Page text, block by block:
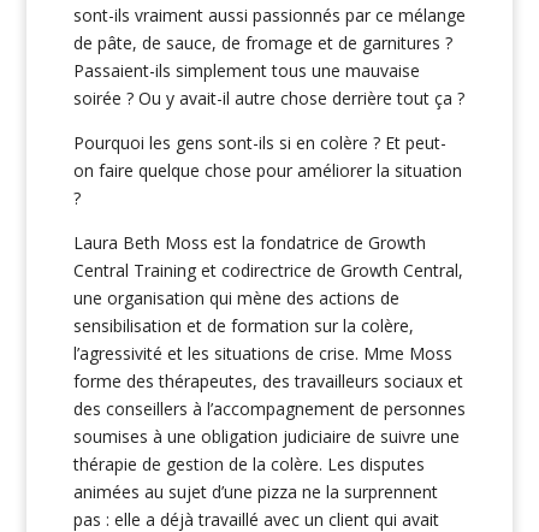
sont-ils vraiment aussi passionnés par ce mélange
de pâte, de sauce, de fromage et de garnitures ?
Passaient-ils simplement tous une mauvaise
soirée ? Ou y avait-il autre chose derrière tout ça ?
Pourquoi les gens sont-ils si en colère ? Et peut-
on faire quelque chose pour améliorer la situation
?
Laura Beth Moss est la fondatrice de Growth
Central Training et codirectrice de Growth Central,
une organisation qui mène des actions de
sensibilisation et de formation sur la colère,
l’agressivité et les situations de crise. Mme Moss
forme des thérapeutes, des travailleurs sociaux et
des conseillers à l’accompagnement de personnes
soumises à une obligation judiciaire de suivre une
thérapie de gestion de la colère. Les disputes
animées au sujet d’une pizza ne la surprennent
pas : elle a déjà travaillé avec un client qui avait